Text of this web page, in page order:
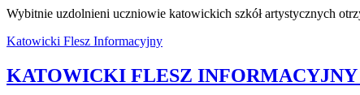
Wybitnie uzdolnieni uczniowie katowickich szkół artystycznych
Katowicki Flesz Informacyjny
KATOWICKI FLESZ INFORMACYJNY